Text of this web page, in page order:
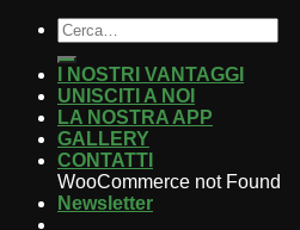
I NOSTRI VANTAGGI
UNISCITI A NOI
LA NOSTRA APP
GALLERY
CONTATTI
WooCommerce not Found
Newsletter